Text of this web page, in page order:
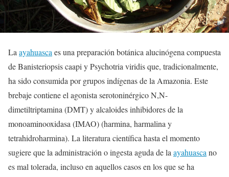
La ayahuasca es una preparación botánica alucinógena compuesta
de Banisteriopsis caapi y Psychotria viridis que, tradicionalmente,
ha sido consumida por grupos indígenas de la Amazonia. Este
brebaje contiene el agonista serotoninérgico N,N-
dimetiltriptamina (DMT) y alcaloides inhibidores de la
monoaminooxidasa (IMAO) (harmina, harmalina y
tetrahidroharmina). La literatura científica hasta el momento
sugiere que la administración o ingesta aguda de la ayahuasca no
es mal tolerada, incluso en aquellos casos en los que se ha